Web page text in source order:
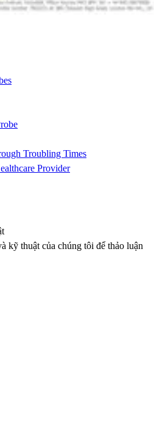
Troubling Times
Provider
kỹ thuật của chúng tôi để thảo luận